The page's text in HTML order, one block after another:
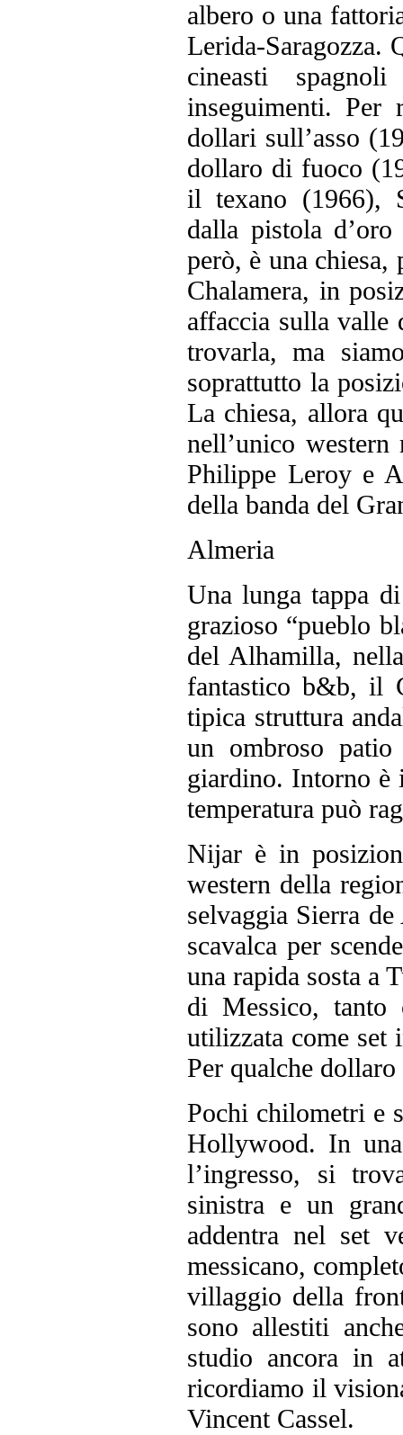
albero o una
Lerida-Saragozza.
cineasti
inseguimenti. Per
dollari sull’asso
dollaro di fuoco
il texano (1966),
dalla pistola
però, è una chiesa,
Chalamera, in
affaccia sulla valle
trovarla, ma
soprattutto la
La chiesa, allora
nell’unico
Philippe Leroy e
della banda del
Almeria
Una lunga tappa
grazioso “pueblo
del Alhamilla,
fantastico b&b, il
tipica struttura
un ombroso
giardino. Intorno è
temperatura può
Nijar è in
western della
selvaggia Sierra
scavalca per
una rapida sosta a
di Messico, tanto
utilizzata come
Per qualche
Pochi chilometri e
Hollywood. In una
l’ingresso, si
sinistra e un
addentra nel set
messicano,
villaggio della
sono allestiti
studio ancora in
ricordiamo il
Vincent Cassel.